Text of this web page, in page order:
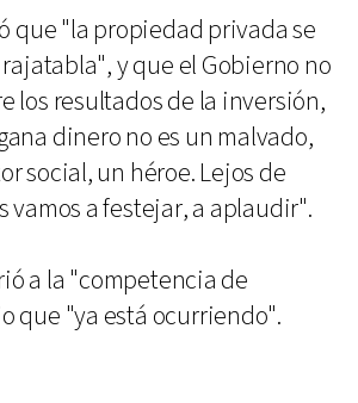
que "la propiedad privada se
y que el Gobierno no
los resultados de la inversión,
dinero no es un malvado,
social, un héroe. Lejos de
vamos a festejar, a aplaudir".
a la "competencia de
que "ya está ocurriendo".